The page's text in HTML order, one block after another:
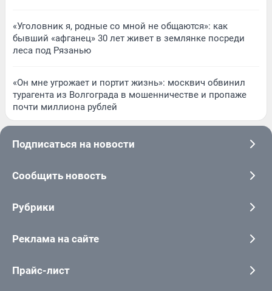
«Уголовник я, родные со мной не общаются»: как
бывший «афганец» 30 лет живет в землянке посреди
леса под Рязанью
«Он мне угрожает и портит жизнь»: москвич обвинил
турагента из Волгограда в мошенничестве и пропаже
почти миллиона рублей
Подписаться на новости
Сообщить новость
Рубрики
Реклама на сайте
Прайс-лист